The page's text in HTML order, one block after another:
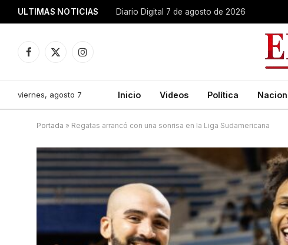
ULTIMAS NOTICIAS Diario Digital 7 de agosto de 2026
Facebook
X
Instagram
viernes, agosto 7 Inicio Videos Política
Portada » Regatas arrancó con una sonrisa en la Liga Sudamericana